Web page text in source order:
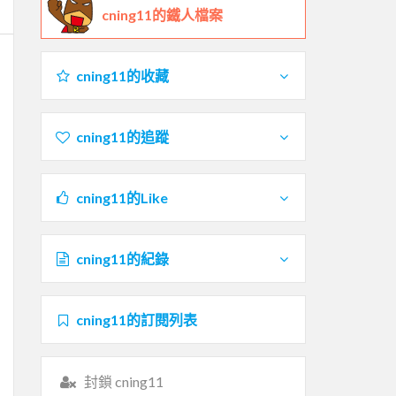
cning11的鐵人檔案
cning11的收藏
cning11的追蹤
cning11的Like
cning11的紀錄
cning11的訂閱列表
封鎖 cning11